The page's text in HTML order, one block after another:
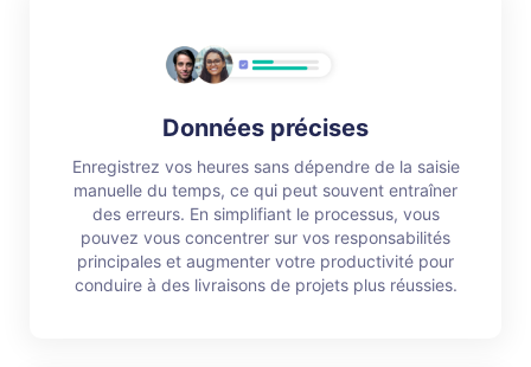
Données précises
Enregistrez vos heures sans dépendre de la saisie
manuelle du temps, ce qui peut souvent entraîner
des erreurs. En simplifiant le processus, vous
pouvez vous concentrer sur vos responsabilités
principales et augmenter votre productivité pour
conduire à des livraisons de projets plus réussies.